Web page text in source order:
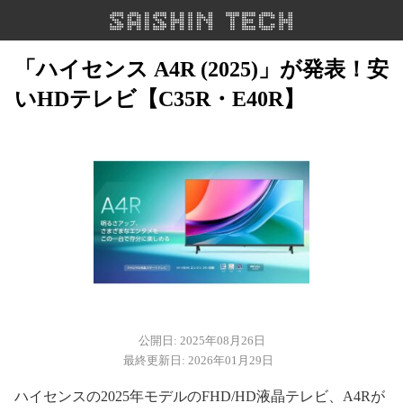
「ハイセンス A4R (2025)」が発表！安
いHDテレビ【C35R・E40R】
公開日: 2025年08月26日
最終更新日: 2026年01月29日
ハイセンスの2025年モデルのFHD/HD液晶テレビ、A4Rが